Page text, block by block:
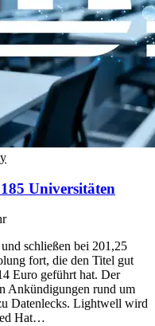
Universitäten
schließen bei 201,25
fort, die den Titel gut
Euro geführt hat. Der
Ankündigungen rund um
Datenlecks. Lightwell wird
Hat…